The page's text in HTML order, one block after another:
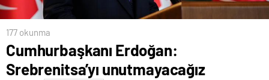
177 okunma
Cumhurbaşkanı Erdoğan:
Srebrenitsa’yı unutmayacağız